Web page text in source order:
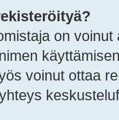
on
voinut ottaa